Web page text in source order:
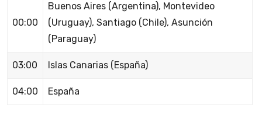
00:00
Buenos Aires (Argentina), Montevideo
(Uruguay), Santiago (Chile), Asunción
(Paraguay)
03:00 Islas Canarias (España)
04:00 España